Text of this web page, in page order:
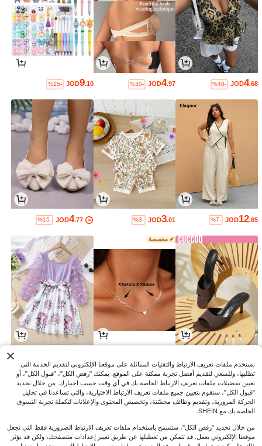
JOD4.68
%40-
JOD4.97
%30-
JOD9.10
%15-
JOD12.65
%7-
JOD3.01
%3-
JOD4.77
%15-
نستخدم ملفات تعريف الارتباط والتقنيات المماثلة على موقعنا الإلكتروني لتقديم الخدمة التي
تطلبها، وللسعي لتقديم أفضل تجربة ممكنة على الموقع. يمكنك "رفض الكل"، "قبول الكل"، أو
تعيين تفضيلات ملفات تعريف الارتباط الخاصة بك في أي وقت حسب اختيارك. من خلال تحديد
"قبول الكل"، سنقوم بتعيين جميع ملفات تعريف الارتباط الاختيارية، والتي تساعدنا في تحليل
الحركة المرورية، وتقديم وظائف محسّنة، وتخصيص المحتوى والإعلانات لتكملة تجربة التسوق
الخاصة بك مع SHEIN.
من خلال تحديد "رفض الكل"، ستسمح باستخدام ملفات تعريف الارتباط الضرورية فقط التي تجعل
موقعنا الإلكتروني يعمل. قد تتمكن من تعطيلها عن طريق تغيير إعدادات متصفحك، ولكن قد يؤثر